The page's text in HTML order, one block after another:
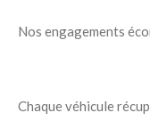
Nos engagements
Chaque véhicule